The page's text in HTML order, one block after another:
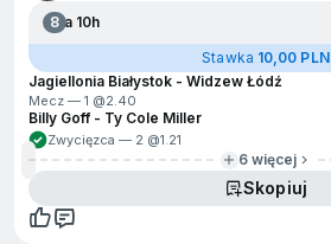
8Za 10h
Stawka 10,00 PLN
Jagiellonia Białystok - Widzew Łódź
Mecz — 1 @2.40
Billy Goff - Ty Cole Miller
Zwycięzca — 2 @1.21
6 więcej
Skopiuj